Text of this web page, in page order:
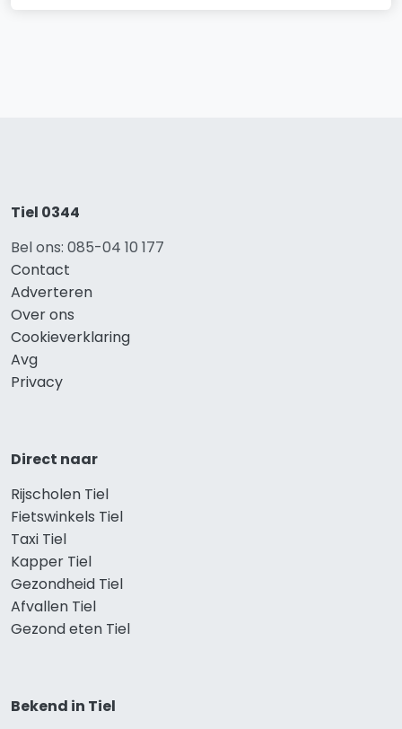
Tiel 0344
Bel ons: 085-04 10 177
Contact
Adverteren
Over ons
Cookieverklaring
Avg
Privacy
Direct naar
Rijscholen Tiel
Fietswinkels Tiel
Taxi Tiel
Kapper Tiel
Gezondheid Tiel
Afvallen Tiel
Gezond eten Tiel
Bekend in Tiel